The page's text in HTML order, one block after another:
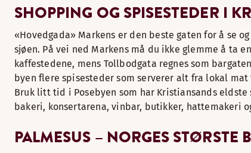
SHOPPING OG SPISESTEDER I
«Hovedgada» Markens er den beste gaten for å se
sjøen. På vei ned Markens må du ikke glemme å ta
kaffestedene, mens Tollbodgata regnes som
byen flere spisesteder som serverer alt fra lokal
Bruk litt tid i Posebyen som har Kristiansands
bakeri, konsertarena, vinbar, butikker, hattemakeri
PALMESUS – NORGES STØRSTE